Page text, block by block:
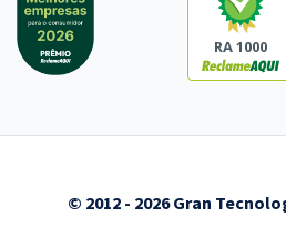
RA 1000
© 2012 - 2026 Gran